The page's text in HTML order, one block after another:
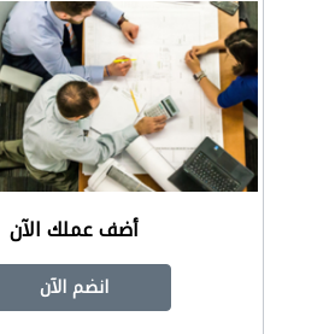
أضف عملك الآن
انضم الآن